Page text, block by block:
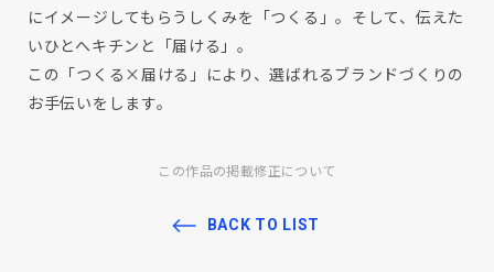
にイメージしてもらうしくみを「つくる」。そして、伝えた
いひとへキチンと「届ける」。
この「つくる×届ける」により、選ばれるブランドづくりの
お手伝いをします。
この作品の掲載修正について
BACK TO LIST